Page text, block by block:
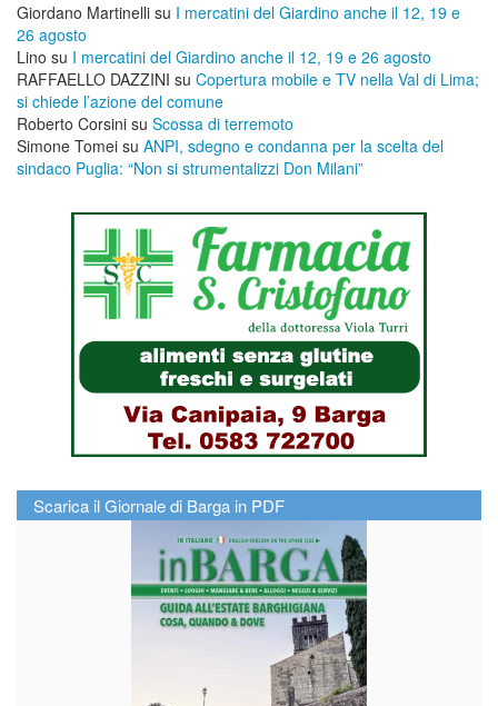
Giordano Martinelli su I mercatini del Giardino anche il 12, 19 e
26 agosto
Lino su I mercatini del Giardino anche il 12, 19 e 26 agosto
RAFFAELLO DAZZINI su ​Copertura mobile e TV nella Val di Lima;
si chiede l’azione del comune
Roberto Corsini su Scossa di terremoto
Simone Tomei su ANPI, sdegno e condanna per la scelta del
sindaco Puglia: “Non si strumentalizzi Don Milani”
Scarica il Giornale di Barga in PDF